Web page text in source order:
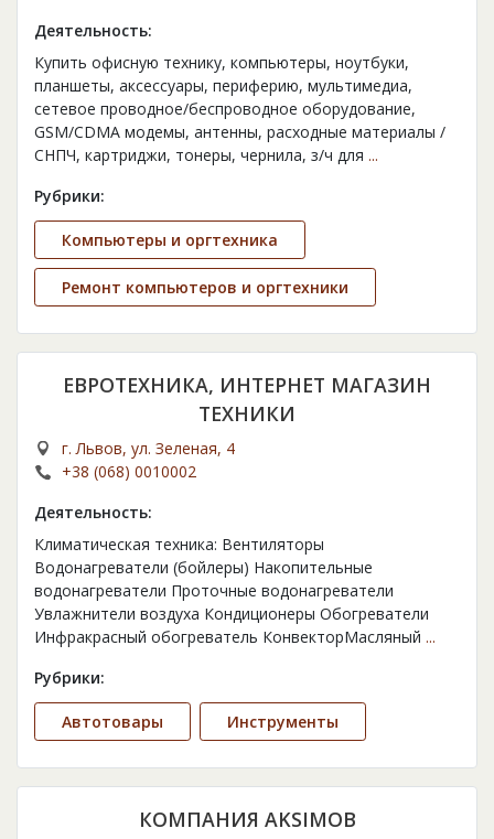
Деятельность:
Купить офисную технику, компьютеры, ноутбуки,
планшеты, аксессуары, периферию, мультимедиа,
сетевое проводное/беспроводное оборудование,
GSM/CDMA модемы, антенны, расходные материалы /
СНПЧ, картриджи, тонеры, чернила, з/ч для ...
Рубрики:
Компьютеры и оргтехника
Ремонт компьютеров и оргтехники
ЕВРОТЕХНИКА, ИНТЕРНЕТ МАГАЗИН
ТЕХНИКИ
г. Львов, ул. Зеленая, 4
+38 (068) 0010002
Деятельность:
Климатическая техника: Вентиляторы
Водонагреватели (бойлеры) Накопительные
водонагреватели Проточные водонагреватели
Увлажнители воздуха Кондиционеры Обогреватели
Инфракрасный обогреватель КонвекторМасляный ...
Рубрики:
Автотовары Инструменты
КОМПАНИЯ AKSIMOB